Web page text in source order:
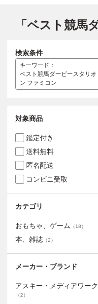
「ベスト競馬
検索条件
キーワード ：
ベスト競馬ダービースタリオ
ン ファミコン
対象商品
鑑定付き
送料無料
匿名配送
コンビニ受取
カテゴリ
おもちゃ、ゲーム （18）
本、雑誌 （2）
メーカー・ブランド
アスキー・メディアワー
（2）